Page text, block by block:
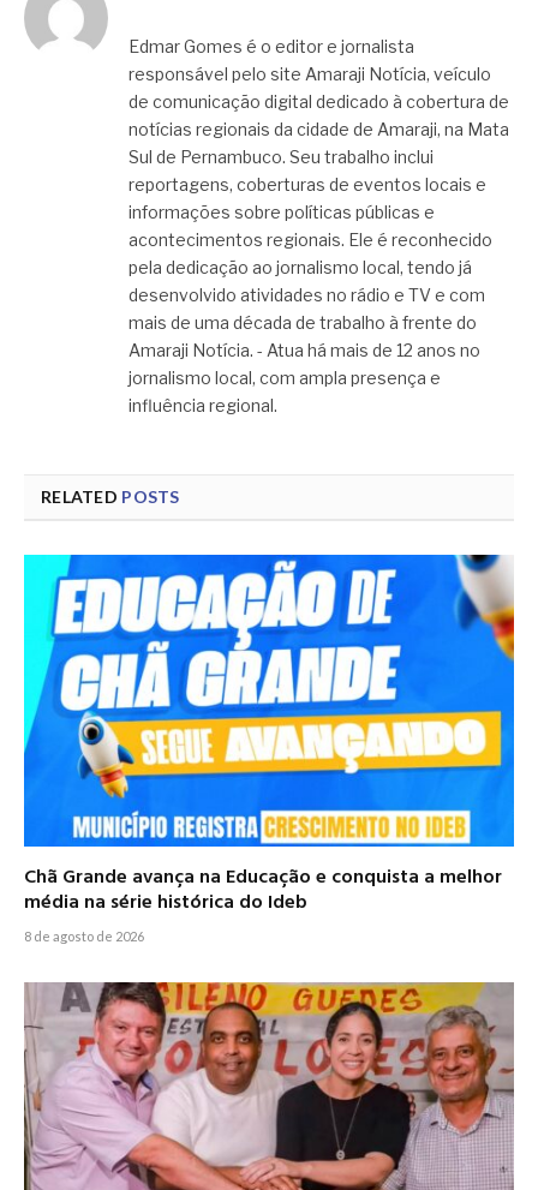
Edmar Gomes é o editor e jornalista
responsável pelo site Amaraji Notícia, veículo
de comunicação digital dedicado à cobertura de
notícias regionais da cidade de Amaraji, na Mata
Sul de Pernambuco. Seu trabalho inclui
reportagens, coberturas de eventos locais e
informações sobre políticas públicas e
acontecimentos regionais. Ele é reconhecido
pela dedicação ao jornalismo local, tendo já
desenvolvido atividades no rádio e TV e com
mais de uma década de trabalho à frente do
Amaraji Notícia. - Atua há mais de 12 anos no
jornalismo local, com ampla presença e
influência regional.
RELATED POSTS
Chã Grande avança na Educação e conquista a melhor
média na série histórica do Ideb
8 de agosto de 2026